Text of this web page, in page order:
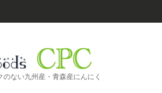
のない九州産・青森産にんにく